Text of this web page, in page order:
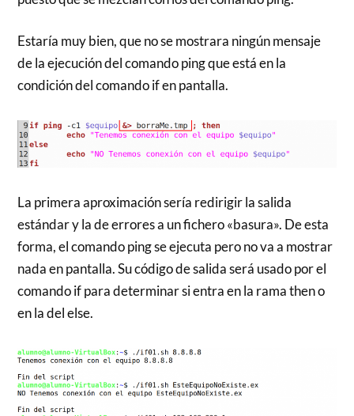
Estaría muy bien, que no se mostrara ningún mensaje
de la ejecución del comando ping que está en la
condición del comando if en pantalla.
La primera aproximación sería redirigir la salida
estándar y la de errores a un fichero «basura». De esta
forma, el comando ping se ejecuta pero no va a mostrar
nada en pantalla. Su código de salida será usado por el
comando if para determinar si entra en la rama then o
en la del else.